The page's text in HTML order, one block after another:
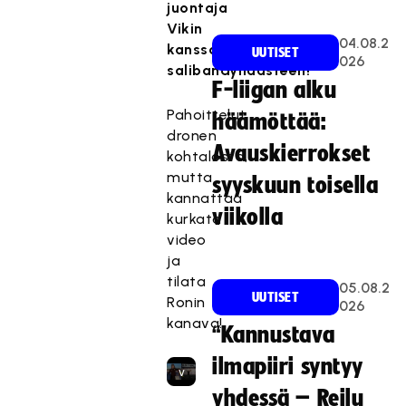
juontaja
Vikin
kanssa
salibandyhaasteen!
Pahoittelut
dronen
kohtalosta,
mutta
kannattaa
kurkata
video
ja
tilata
Ronin
kanava!
o
n
e
s
e
t
t
y
,
k
o
s
k
a
s
v
UUTISET
04.08.2
026
F-liigan alku
häämöttää:
Avauskierrokset
syyskuun toisella
viikolla
UUTISET
05.08.2
026
“Kannustava
ilmapiiri syntyy
yhdessä – Reilu